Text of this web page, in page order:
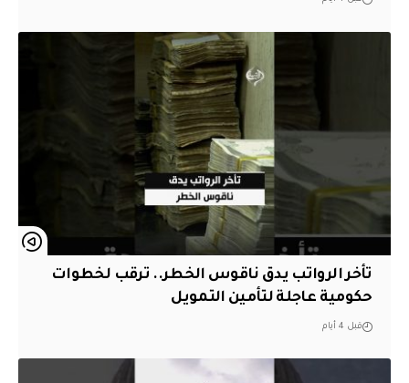
تأخر الرواتب يدق ناقوس الخطر.. ترقب لخطوات
حكومية عاجلة لتأمين التمويل
قبل 4 أيام